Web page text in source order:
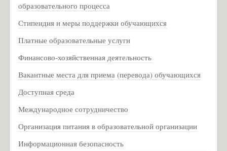
Консультационная служба для родителей
Национальная академия предпринимательства
Профилактика гриппа
Информация о мерах личной и общественной
«История в школе: традиции и новации»
Информация для родителей о приеме в первый класс
Расписание ЕГЭ 2020 год
Новости
образовательного процесса
Стипендия и меры поддержки обучающихся
Платные образовательные услуги
Финансово-хозяйственная деятельность
Вакантные места для приема (перевода) обучающихся
Доступная среда
Международное сотрудничество
Организация питания в образовательной организации
Информационная безопасность